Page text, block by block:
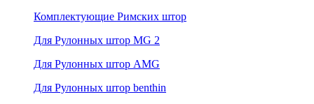
Комплектующие Римских штор
Для Рулонных штор MG 2
Для Рулонных штор AMG
Для Рулонных штор benthin